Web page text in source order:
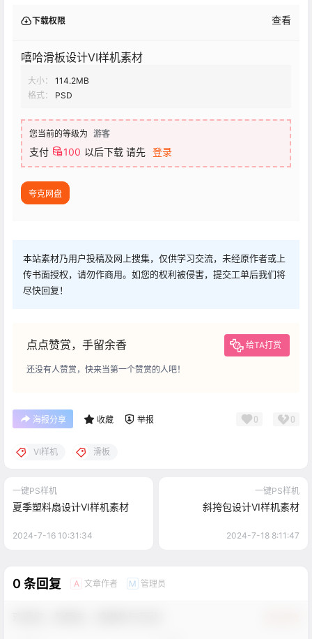
下载权限 查看
嘻哈滑板设计VI样机素材
大小：
114.2MB
格式：
PSD
您当前的等级为 游客
支付 100 以后下载 请先 登录
夸克网盘
本站素材乃用户投稿及网上搜集，仅供学习交流，未经原作者或上
传书面授权，请勿作商用。如您的权利被侵害，提交工单后我们将
尽快回复！
点点赞赏，手留余香 给TA打赏
还没有人赞赏，快来当第一个赞赏的人吧！
海报分享 收藏 举报 0 0
VI样机 滑板
一键PS样机
夏季塑料扇设计VI样机素材
2024-7-16 10:31:34
一键PS样机
斜挎包设计VI样机素材
2024-7-18 8:11:47
0 条回复 A 文章作者 M 管理员